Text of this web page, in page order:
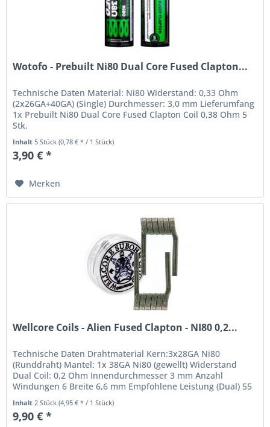
Wotofo - Prebuilt Ni80 Dual Core Fused Clapton...
Technische Daten Material: Ni80 Widerstand: 0,33 Ohm
(2x26GA+40GA) (Single) Durchmesser: 3,0 mm Lieferumfang
1x Prebuilt Ni80 Dual Core Fused Clapton Coil 0,38 Ohm 5
Stk.
Inhalt5 Stück(0,78 € * / 1 Stück)
3,90 € *
Merken
Wellcore Coils - Alien Fused Clapton - NI80 0,2...
Technische Daten Drahtmaterial Kern:3x28GA Ni80
(Runddraht) Mantel: 1x 38GA Ni80 (gewellt) Widerstand
Dual Coil: 0,2 Ohm Innendurchmesser 3 mm Anzahl
Windungen 6 Breite 6,6 mm Empfohlene Leistung (Dual) 55
Inhalt 2 Stück(4,95 € * / 1 Stück)
9,90 € *